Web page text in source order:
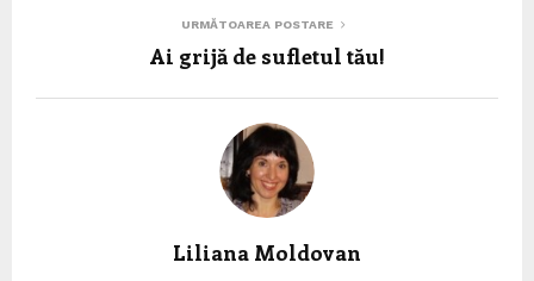
URMĂTOAREA POSTARE
Ai grijă de sufletul tău!
Liliana Moldovan